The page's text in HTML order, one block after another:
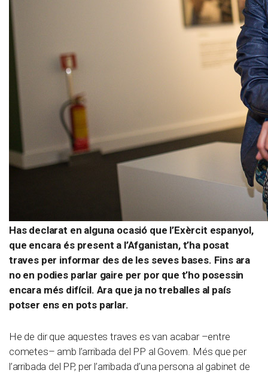
Has declarat en alguna ocasió que l’Exèrcit espanyol,
que encara és present a l’Afganistan, t’ha posat
traves per informar des de les seves bases. Fins ara
no en podies parlar gaire per por que t’ho posessin
encara més difícil. Ara que ja no treballes al país
potser ens en pots parlar.
He de dir que aquestes traves es van acabar –entre
cometes– amb l’arribada del PP al Govern. Més que per
l’arribada del PP, per l’arribada d’una persona al gabinet de